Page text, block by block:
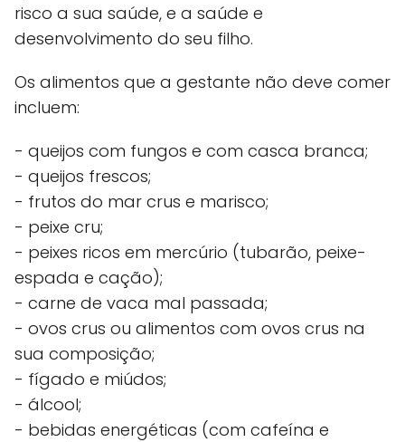
risco a sua saúde, e a saúde e
desenvolvimento do seu filho.
Os alimentos que a gestante não deve comer
incluem:
- queijos com fungos e com casca branca;
- queijos frescos;
- frutos do mar crus e marisco;
- peixe cru;
- peixes ricos em mercúrio (tubarão, peixe-
espada e cação);
- carne de vaca mal passada;
- ovos crus ou alimentos com ovos crus na
sua composição;
- fígado e miúdos;
- álcool;
- bebidas energéticas (com cafeína e